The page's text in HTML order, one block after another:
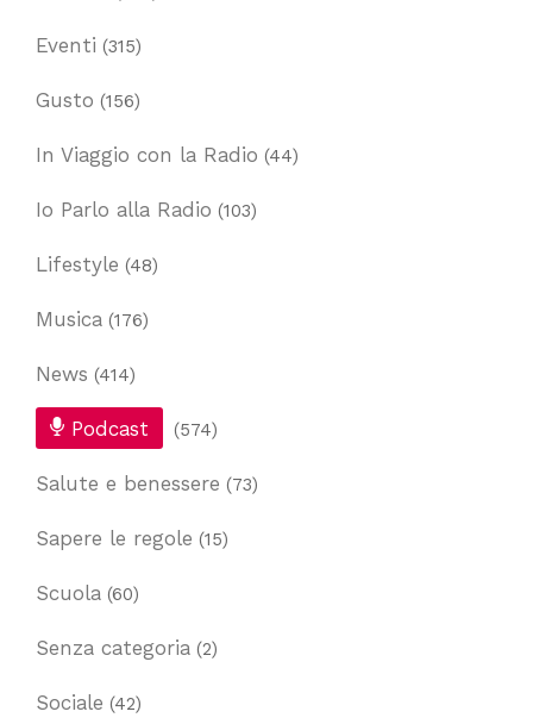
Eventi (315)
Gusto (156)
In Viaggio con la Radio (44)
Io Parlo alla Radio (103)
Lifestyle (48)
Musica (176)
News (414)
Podcast (574)
Salute e benessere (73)
Sapere le regole (15)
Scuola (60)
Senza categoria (2)
Sociale (42)